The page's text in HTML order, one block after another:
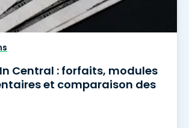
Central : forfaits, modules
et comparaison des